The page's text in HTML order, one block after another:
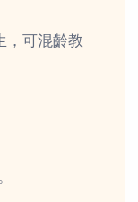
，可混齡教